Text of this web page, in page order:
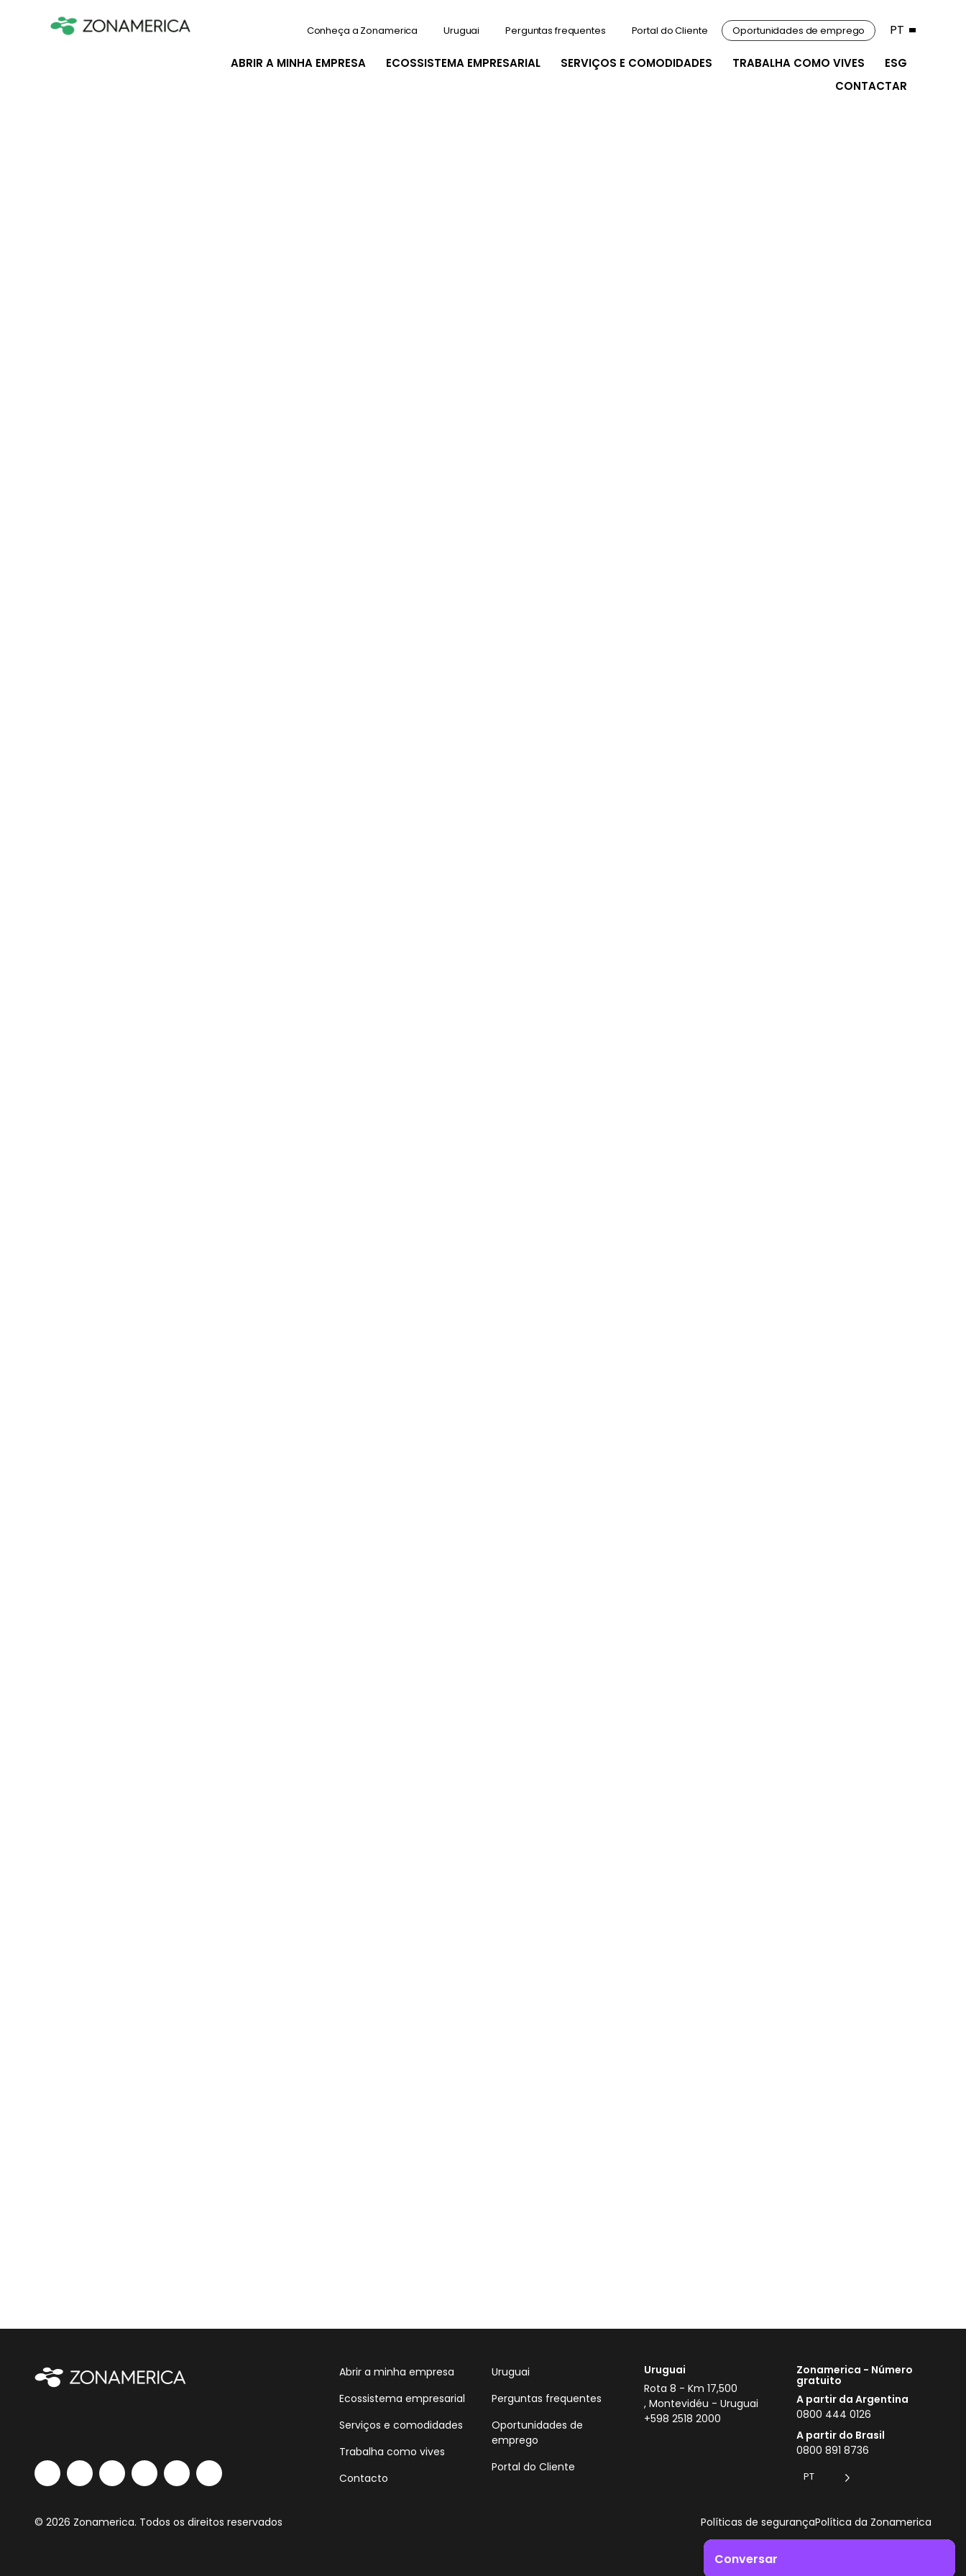
ABRIR A MINHA EMPRESA ECOSSISTEMA EMPRESARIAL SERVIÇOS E COMODIDADES TRABALHA COMO VIVES
ESG
CONTACTAR
Conheça a Zonamerica Uruguai Perguntas frequentes Portal do Cliente Oportunidades de emprego PT
Abrir a minha empresa
Ecossistema empresarial
Serviços e comodidades
Trabalha como vives
Contacto
Uruguai
Perguntas frequentes
Oportunidades de
emprego
Portal do Cliente
Uruguai
Rota 8 - Km 17,500
, Montevidéu - Uruguai
+598 2518 2000
Zonamerica - Número
gratuito
A partir da Argentina
0800 444 0126
A partir do Brasil
0800 891 8736
PT
© 2026 Zonamerica. Todos os direitos reservados Políticas de segurançaPolítica da Zonamerica
Conversar